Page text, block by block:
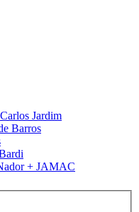
Jardim
Barros
+ JAMAC